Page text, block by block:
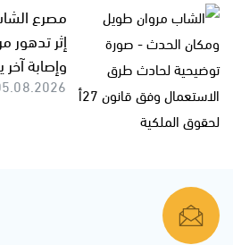
مصرع
إثر
وإصابة